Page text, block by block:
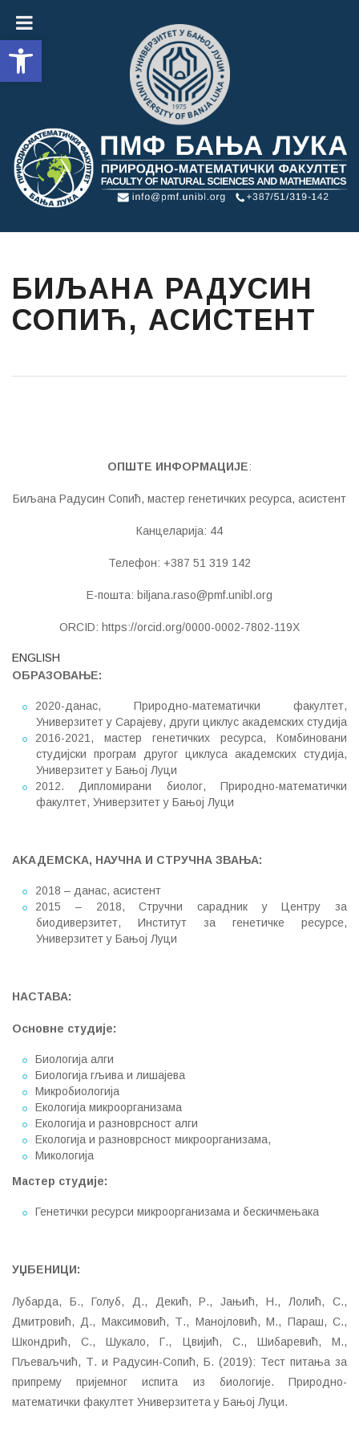
Open toolbar
БИЉАНА РАДУСИН
СОПИЋ, АСИСТЕНТ
ОПШТЕ ИНФОРМАЦИЈЕ:
Биљана Радусин Сопић, мастер генетичких ресурса, асистент
Канцеларија: 44
Телефон: +387 51 319 142
Е-пошта: biljana.raso@pmf.unibl.org
ORCID: https://orcid.org/0000-0002-7802-119X
ENGLISH
ОБРАЗОВАЊЕ:
2020-данас, Природно-математички факултет,
Универзитет у Сарајеву, други циклус академских студија
2016-2021, мастер генетичких ресурса, Комбиновани
студијски програм другог циклуса академских студија,
Универзитет у Бањој Луци
2012. Дипломирани биолог, Природно-математички
факултет, Универзитет у Бањој Луци
АKАДЕМСKА, НАУЧНА И СТРУЧНА ЗВАЊА:
2018 – данас, асистент
2015 – 2018, Стручни сарадник у Центру за
биодиверзитет, Институт за генетичке ресурсе,
Универзитет у Бањој Луци
НАСТАВА:
Основне студије:
Биологија алги
Биологија гљива и лишајева
Микробиологија
Екологија микроорганизама
Екологија и разноврсност алги
Екологија и разноврсност микроорганизама,
Микологија
Мастер студије:
Генетички ресурси микроорганизама и бескичмењака
УЏБЕНИЦИ:
Лубарда, Б., Голуб, Д., Декић, Р., Јањић, Н., Лолић, С.,
Дмитровић, Д., Максимовић, Т., Манојловић, М., Параш, С.,
Шкондрић, С., Шукало, Г., Цвијић, С., Шибаревић, М.,
Пљеваљчић, Т. и Радусин-Сопић, Б. (2019): Тест питања за
припрему пријемног испита из биологије. Природно-
математички факултет Универзитета у Бањој Луци.